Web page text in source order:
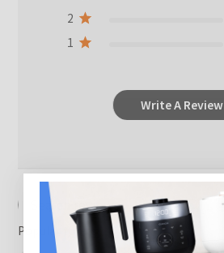
2
1
Write A Review
Search reviews
Popular topics